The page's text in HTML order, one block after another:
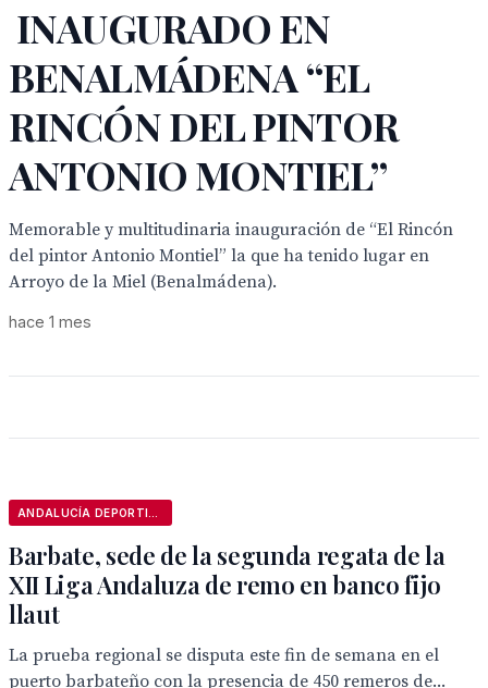
INAUGURADO EN
BENALMÁDENA “EL
RINCÓN DEL PINTOR
ANTONIO MONTIEL”
Memorable y multitudinaria inauguración de “El Rincón
del pintor Antonio Montiel” la que ha tenido lugar en
Arroyo de la Miel (Benalmádena).
hace 1 mes
Barbate, sede de la segunda regata de la
XII Liga Andaluza de remo en banco fijo
llaut
La prueba regional se disputa este fin de semana en el
puerto barbateño con la presencia de 450 remeros de...